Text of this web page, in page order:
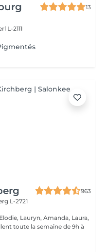
13
L-2111
963
L-2721
Lauryn, Amanda, Laura,